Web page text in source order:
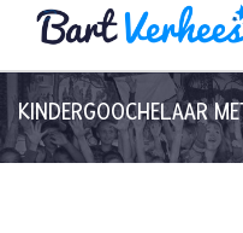
KINDERGOOCHELAAR